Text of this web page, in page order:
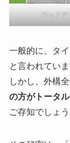
ウッドデ
一般的に、タ
と言われていま
しかし、外構
の方がトータ
ご存知でしょう